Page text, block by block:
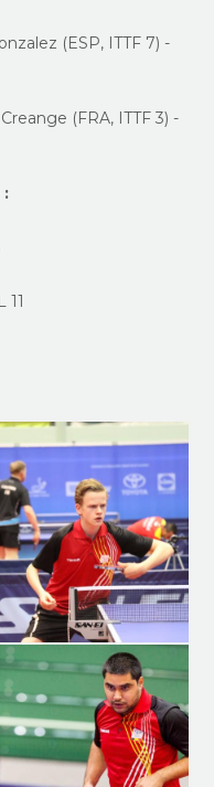
(ESP, ITTF 7) -
(FRA, ITTF 3) -
:
11